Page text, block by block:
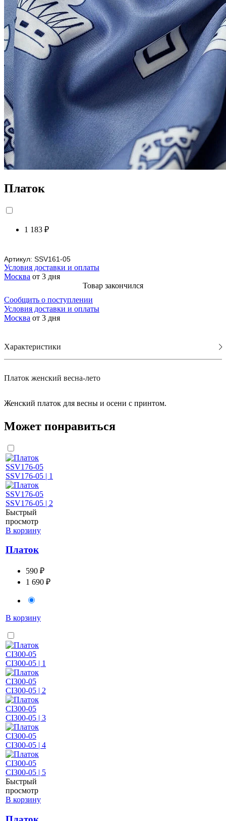
Платок
1 183 ₽
Артикул: SSV161-05
Условия доставки и оплаты
Москва от 3 дня
Товар закончился
Сообщить о поступлении
Условия доставки и оплаты
Москва от 3 дня
Характеристики
Платок женский весна-лето
Женский платок для весны и осени с принтом.
Может понравиться
Быстрый
просмотр
В корзину
Платок
590 ₽
1 690 ₽
В корзину
Быстрый
просмотр
В корзину